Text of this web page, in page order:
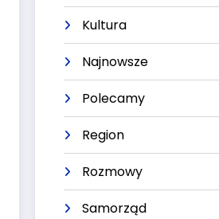
Kultura
Najnowsze
Polecamy
Region
Rozmowy
Samorząd